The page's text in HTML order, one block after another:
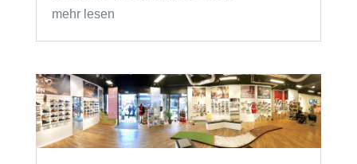
mehr lesen